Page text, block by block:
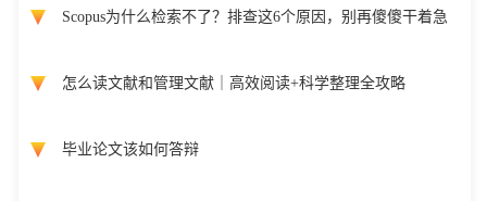
Scopus为什么检索不了？排查这6个原因，别再傻傻干着急
怎么读文献和管理文献｜高效阅读+科学整理全攻略
毕业论文该如何答辩